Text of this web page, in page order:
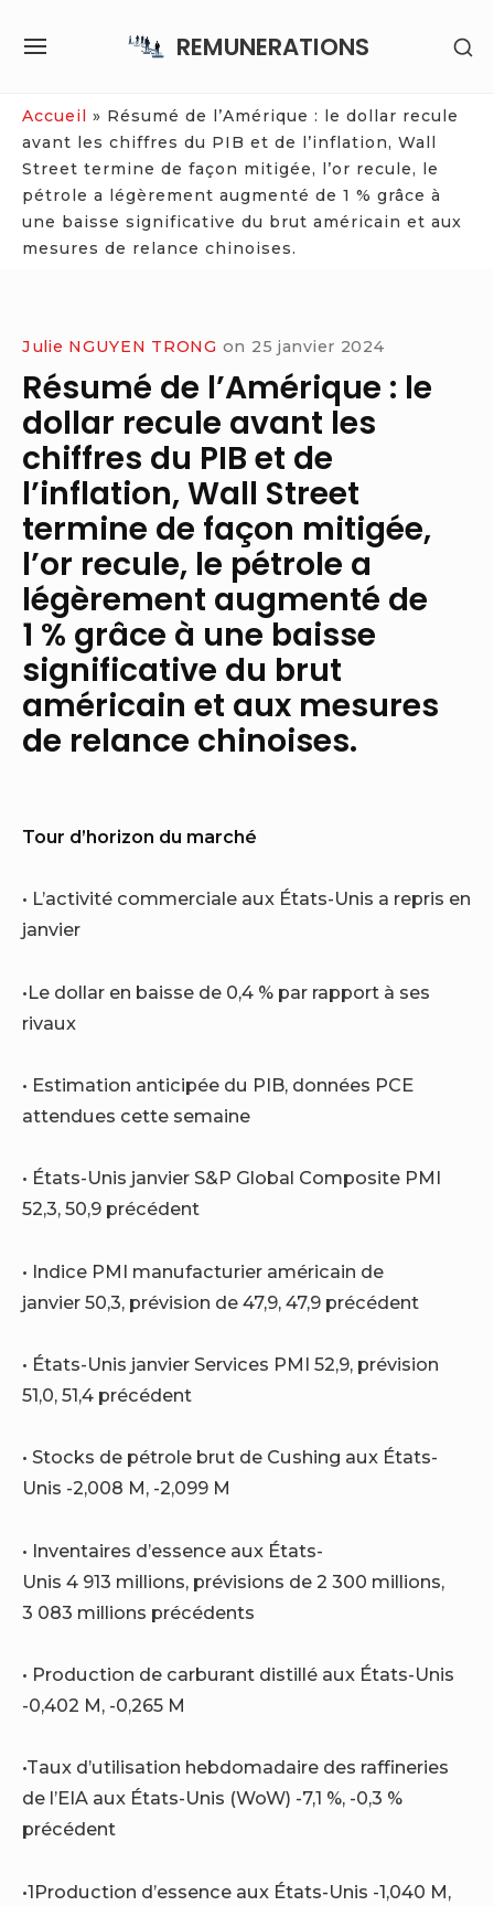
REMUNERATIONS
SITE
Accueil » Résumé de l’Amérique : le dollar recule
avant les chiffres du PIB et de l’inflation, Wall
Street termine de façon mitigée, l’or recule, le
pétrole a légèrement augmenté de 1 % grâce à
une baisse significative du brut américain et aux
mesures de relance chinoises.
Julie NGUYEN TRONG on 25 janvier 2024
Résumé de l’Amérique : le
dollar recule avant les
chiffres du PIB et de
l’inflation, Wall Street
termine de façon mitigée,
l’or recule, le pétrole a
légèrement augmenté de
1 % grâce à une baisse
significative du brut
américain et aux mesures
de relance chinoises.
Tour d’horizon du marché
• L’activité commerciale aux États-Unis a repris en
janvier
•Le dollar en baisse de 0,4 % par rapport à ses
rivaux
• Estimation anticipée du PIB, données PCE
attendues cette semaine
• États-Unis janvier S&P Global Composite PMI
52,3, 50,9 précédent
• Indice PMI manufacturier américain de
janvier 50,3, prévision de 47,9, 47,9 précédent
• États-Unis janvier Services PMI 52,9, prévision
51,0, 51,4 précédent
• Stocks de pétrole brut de Cushing aux États-
Unis -2,008 M, -2,099 M
• Inventaires d’essence aux États-
Unis 4 913 millions, prévisions de 2 300 millions,
3 083 millions précédents
• Production de carburant distillé aux États-Unis
-0,402 M, -0,265 M
•Taux d’utilisation hebdomadaire des raffineries
de l’EIA aux États-Unis (WoW) -7,1 %, -0,3 %
précédent
•1Production d’essence aux États-Unis -1,040 M,